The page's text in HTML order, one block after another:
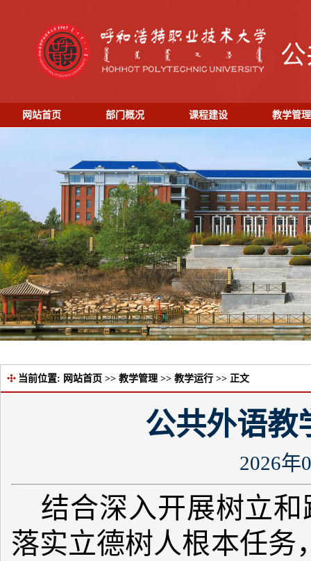
网站首页 部门概况 课程建设 教学管理
当前位置: 网站首页 >> 教学管理 >> 教学运行 >> 正文
公共外语教
2026年
结合深入开展树立
落实立德树人根本任务